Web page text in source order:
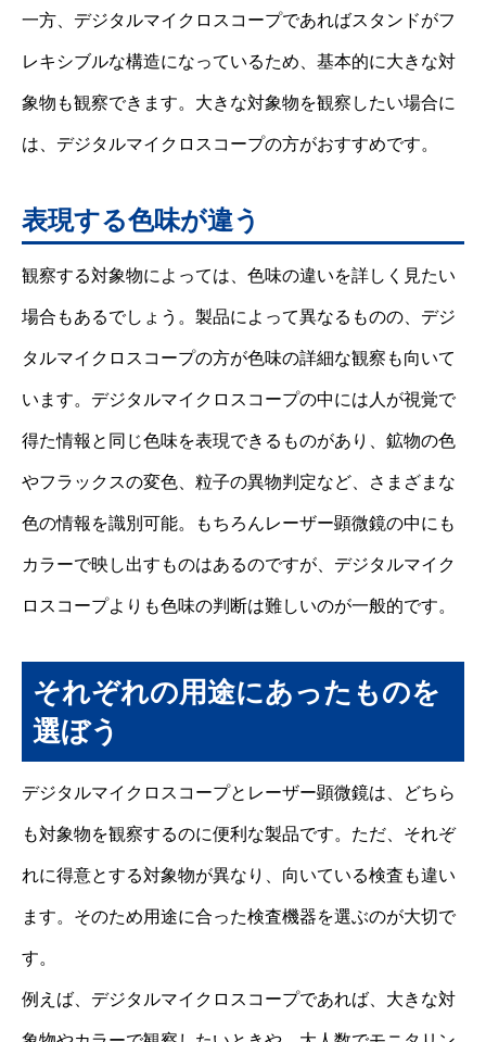
一方、デジタルマイクロスコープであればスタンドがフ
レキシブルな構造になっているため、基本的に大きな対
象物も観察できます。大きな対象物を観察したい場合に
は、デジタルマイクロスコープの方がおすすめです。
表現する色味が違う
観察する対象物によっては、色味の違いを詳しく見たい
場合もあるでしょう。製品によって異なるものの、デジ
タルマイクロスコープの方が色味の詳細な観察も向いて
います。デジタルマイクロスコープの中には人が視覚で
得た情報と同じ色味を表現できるものがあり、鉱物の色
やフラックスの変色、粒子の異物判定など、さまざまな
色の情報を識別可能。もちろんレーザー顕微鏡の中にも
カラーで映し出すものはあるのですが、デジタルマイク
ロスコープよりも色味の判断は難しいのが一般的です。
それぞれの用途にあったものを
選ぼう
デジタルマイクロスコープとレーザー顕微鏡は、どちら
も対象物を観察するのに便利な製品です。ただ、それぞ
れに得意とする対象物が異なり、向いている検査も違い
ます。そのため用途に合った検査機器を選ぶのが大切で
す。
例えば、デジタルマイクロスコープであれば、大きな対